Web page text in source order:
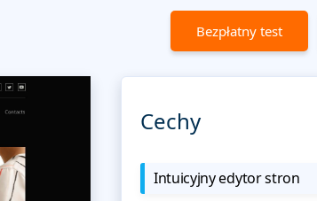
Bezpłatny test
Cechy
Intuicyjny edytor stron